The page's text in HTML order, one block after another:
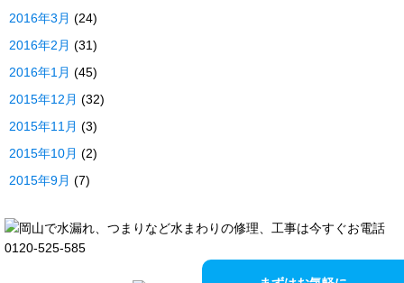
2016年3月 (24)
2016年2月 (31)
2016年1月 (45)
2015年12月 (32)
2015年11月 (3)
2015年10月 (2)
2015年9月 (7)